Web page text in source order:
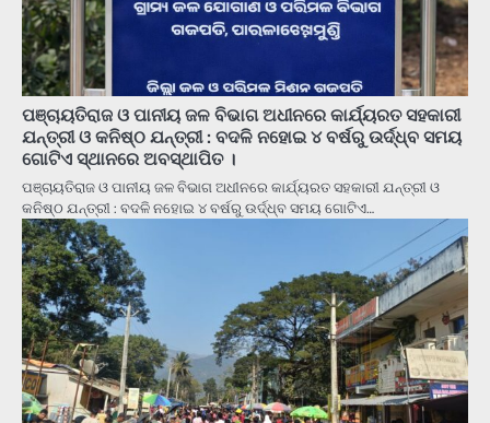
ପଞ୍ଚାୟତିରାଜ ଓ ପାନୀୟ ଜଳ ବିଭାଗ ଅଧୀନରେ କାର୍ଯ୍ୟରତ ସହକାରୀ
ଯନ୍ତ୍ରୀ ଓ କନିଷ୍ଠ ଯନ୍ତ୍ରୀ : ବଦଳି ନହୋଇ ୪ ବର୍ଷରୁ ଉର୍ଦ୍ଧ୍ବ ସମୟ
ଗୋଟିଏ ସ୍ଥାନରେ ଅବସ୍ଥାପିତ ।
ପଞ୍ଚାୟତିରାଜ ଓ ପାନୀୟ ଜଳ ବିଭାଗ ଅଧୀନରେ କାର୍ଯ୍ୟରତ ସହକାରୀ ଯନ୍ତ୍ରୀ ଓ
କନିଷ୍ଠ ଯନ୍ତ୍ରୀ : ବଦଳି ନହୋଇ ୪ ବର୍ଷରୁ ଉର୍ଦ୍ଧ୍ବ ସମୟ ଗୋଟିଏ…